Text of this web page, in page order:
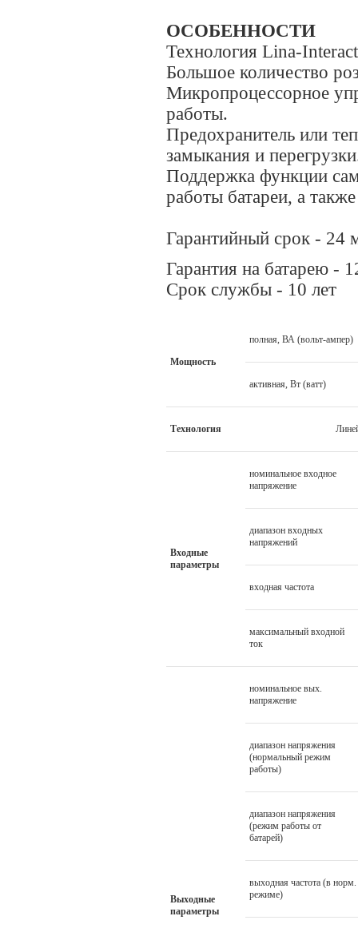
ОСОБЕННОСТИ
Технология Lina-
Большое количество
Микропроцессорное
работы.
Предохранитель или
замыкания и
Поддержка функции
работы батареи, а
Гарантийный срок - 24
Гарантия на батарею -
Срок службы - 10 лет
Мощность
полная, ВА (вольт-ампер)
активная, Вт (ватт)
Технология Линейно-
Входные
параметры
номинальное входное
напряжение
диапазон входных
напряжений
входная частота
максимальный входной
ток
Выходные
параметры
номинальное вых.
напряжение
диапазон напряжения
(нормальный режим
работы)
диапазон напряжения
(режим работы от
батарей)
выходная частота (в норм.
режиме)